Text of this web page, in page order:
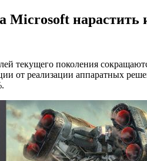
нарастить
текущего поколения
от реализации аппаратных